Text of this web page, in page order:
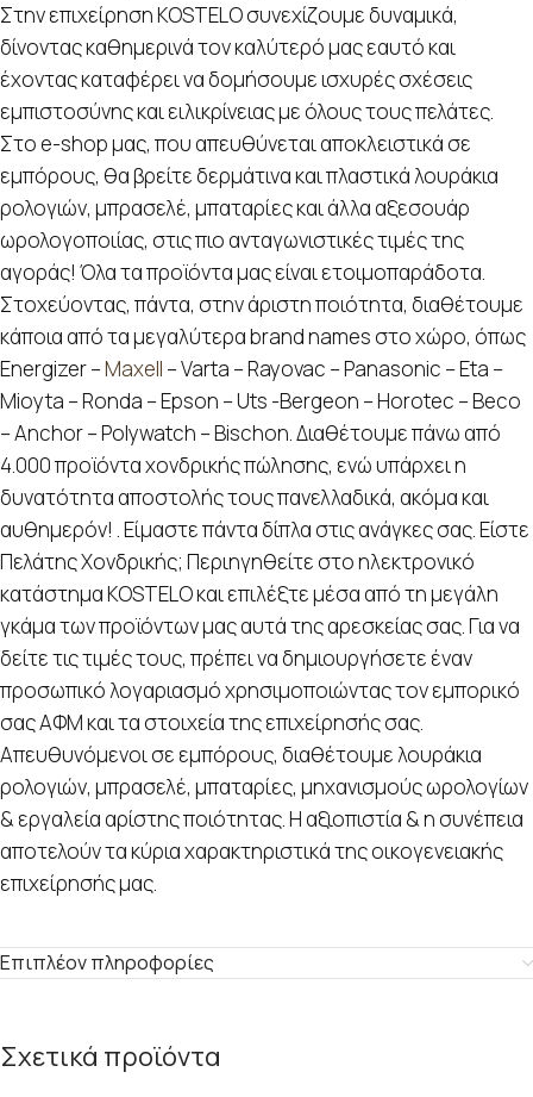
Στην επιχείρηση KOSTELO συνεχίζουμε δυναμικά,
δίνοντας καθημερινά τον καλύτερό μας εαυτό και
έχοντας καταφέρει να δομήσουμε ισχυρές σχέσεις
εμπιστοσύνης και ειλικρίνειας με όλους τους πελάτες.
Στο e-shop μας, που απευθύνεται αποκλειστικά σε
εμπόρους, θα βρείτε δερμάτινα και πλαστικά λουράκια
ρολογιών, μπρασελέ, μπαταρίες και άλλα αξεσουάρ
ωρολογοποιίας, στις πιο ανταγωνιστικές τιμές της
αγοράς! Όλα τα προϊόντα μας είναι ετοιμοπαράδοτα.
Στοχεύοντας, πάντα, στην άριστη ποιότητα, διαθέτουμε
κάποια από τα μεγαλύτερα brand names στο χώρο, όπως
Energizer –Maxell – Varta – Rayovac – Panasonic – Eta –
Mioyta – Ronda – Epson – Uts -Bergeon – Horotec – Beco
– Anchor – Polywatch – Bischon. Διαθέτουμε πάνω από
4.000 προϊόντα χονδρικής πώλησης, ενώ υπάρχει η
δυνατότητα αποστολής τους πανελλαδικά, ακόμα και
αυθημερόν! . Είμαστε πάντα δίπλα στις ανάγκες σας. Είστε
Πελάτης Χονδρικής; Περιηγηθείτε στο ηλεκτρονικό
κατάστημα KOSTELO και επιλέξτε μέσα από τη μεγάλη
γκάμα των προϊόντων μας αυτά της αρεσκείας σας. Για να
δείτε τις τιμές τους, πρέπει να δημιουργήσετε έναν
προσωπικό λογαριασμό χρησιμοποιώντας τον εμπορικό
σας ΑΦΜ και τα στοιχεία της επιχείρησής σας.
Απευθυνόμενοι σε εμπόρους, διαθέτουμε λουράκια
ρολογιών, μπρασελέ, μπαταρίες, μηχανισμούς ωρολογίων
& εργαλεία αρίστης ποιότητας. Η αξιοπιστία & η συνέπεια
αποτελούν τα κύρια χαρακτηριστικά της οικογενειακής
επιχείρησής μας.
Επιπλέον πληροφορίες
Σχετικά προϊόντα